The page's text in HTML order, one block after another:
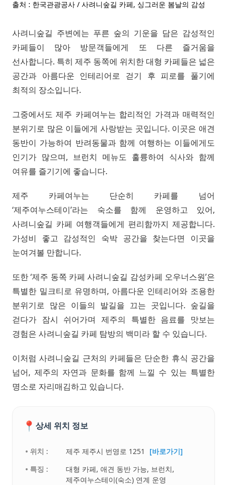
출처 : 한국관광공사 / 사려니숲길 카페, 싱그러운 봄날의 감성
사려니숲길 주변에는 푸른 숲의 기운을 담은 감성적인
카페들이 많아 방문객들에게 또 다른 즐거움을
선사합니다. 특히 제주 동쪽에 위치한 대형 카페들은 넓은
공간과 아름다운 인테리어로 걷기 후 피로를 풀기에
최적의 장소입니다.
그중에서도 제주 카페여누는 합리적인 가격과 매력적인
분위기로 많은 이들에게 사랑받는 곳입니다. 이곳은 애견
동반이 가능하여 반려동물과 함께 여행하는 이들에게도
인기가 많으며, 브런치 메뉴도 훌륭하여 식사와 함께
여유를 즐기기에 좋습니다.
제주 카페여누는 단순히 카페를 넘어
‘제주여누스테이’라는 숙소를 함께 운영하고 있어,
사려니숲길 카페 여행객들에게 편리함까지 제공합니다.
가성비 좋고 감성적인 숙박 공간을 찾는다면 이곳을
눈여겨볼 만합니다.
또한 ‘제주 동쪽 카페 사려니숲길 감성카페 오우너스원’은
특별한 밀크티로 유명하며, 아름다운 인테리어와 조용한
분위기로 많은 이들의 발길을 끄는 곳입니다. 숲길을
걷다가 잠시 쉬어가며 제주의 특별한 음료를 맛보는
경험은 사려니숲길 카페 탐방의 백미라 할 수 있습니다.
이처럼 사려니숲길 근처의 카페들은 단순한 휴식 공간을
넘어, 제주의 자연과 문화를 함께 느낄 수 있는 특별한
명소로 자리매김하고 있습니다.
📍 상세 위치 정보
• 위치 : 제주 제주시 번영로 1251
[바로가기]
• 특징 :
대형 카페, 애견 동반 가능, 브런치,
제주여누스테이(숙소) 연계 운영